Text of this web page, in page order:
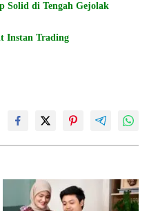
Solid di Tengah Gejolak
Instan Trading